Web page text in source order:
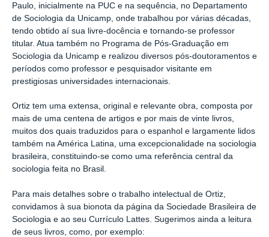
Paulo, inicialmente na PUC e na sequência, no Departamento
de Sociologia da Unicamp, onde trabalhou por várias décadas,
tendo obtido aí sua livre-docência e tornando-se professor
titular. Atua também no Programa de Pós-Graduação em
Sociologia da Unicamp e realizou diversos pós-doutoramentos e
períodos como professor e pesquisador visitante em
prestigiosas universidades internacionais.
Ortiz tem uma extensa, original e relevante obra, composta por
mais de uma centena de artigos e por mais de vinte livros,
muitos dos quais traduzidos para o espanhol e largamente lidos
também na América Latina, uma excepcionalidade na sociologia
brasileira, constituindo-se como uma referência central da
sociologia feita no Brasil.
Para mais detalhes sobre o trabalho intelectual de Ortiz,
convidamos à sua bionota da página da Sociedade Brasileira de
Sociologia e ao seu Currículo Lattes. Sugerimos ainda a leitura
de seus livros, como, por exemplo: